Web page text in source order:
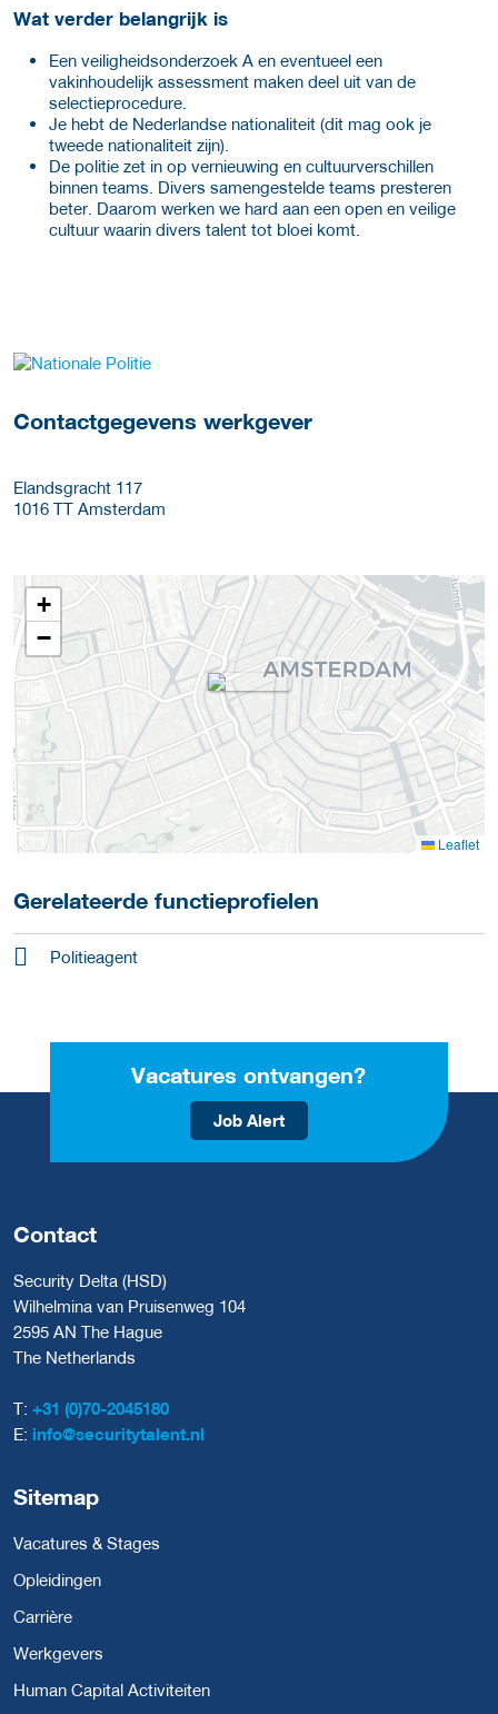
Wat verder belangrijk is
Een veiligheidsonderzoek A en eventueel een
vakinhoudelijk assessment maken deel uit van de
selectieprocedure.
Je hebt de Nederlandse nationaliteit (dit mag ook je
tweede nationaliteit zijn).
De politie zet in op vernieuwing en cultuurverschillen
binnen teams. Divers samengestelde teams presteren
beter. Daarom werken we hard aan een open en veilige
cultuur waarin divers talent tot bloei komt.
Meer werkgever details
Contactgegevens werkgever
Elandsgracht 117
1016 TT Amsterdam
+
−
Leaflet
Gerelateerde functieprofielen
Politieagent
Vacatures ontvangen?
Job Alert
Contact
Security Delta (HSD)
Wilhelmina van Pruisenweg 104
2595 AN The Hague
The Netherlands
T: +31 (0)70-2045180
E: info@securitytalent.nl
Sitemap
Vacatures & Stages
Opleidingen
Carrière
Werkgevers
Human Capital Activiteiten